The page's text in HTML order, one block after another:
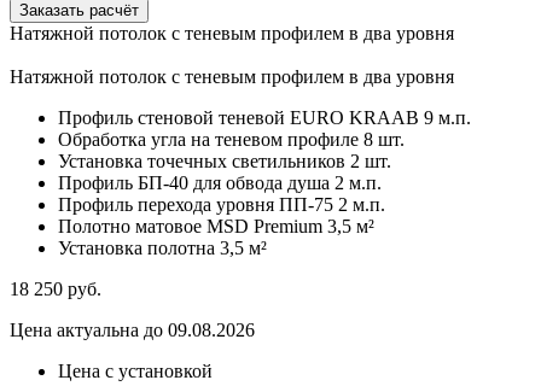
Заказать расчёт
Натяжной потолок с теневым профилем в два уровня
Натяжной потолок с теневым профилем в два уровня
Профиль стеновой теневой EURO KRAAB 9 м.п.
Обработка угла на теневом профиле 8 шт.
Установка точечных светильников 2 шт.
Профиль БП-40 для обвода душа 2 м.п.
Профиль перехода уровня ПП-75 2 м.п.
Полотно матовое MSD Premium 3,5 м²
Установка полотна 3,5 м²
18 250 руб.
Цена актуальна до 09.08.2026
Цена с установкой